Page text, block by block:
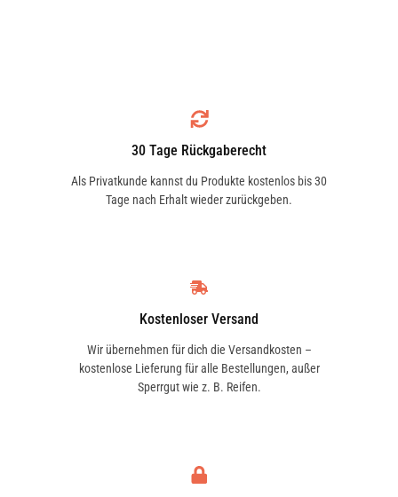
30 Tage Rückgaberecht
Als Privatkunde kannst du Produkte kostenlos bis 30
Tage nach Erhalt wieder zurückgeben.
Kostenloser Versand
Wir übernehmen für dich die Versandkosten –
kostenlose Lieferung für alle Bestellungen, außer
Sperrgut wie z. B. Reifen.